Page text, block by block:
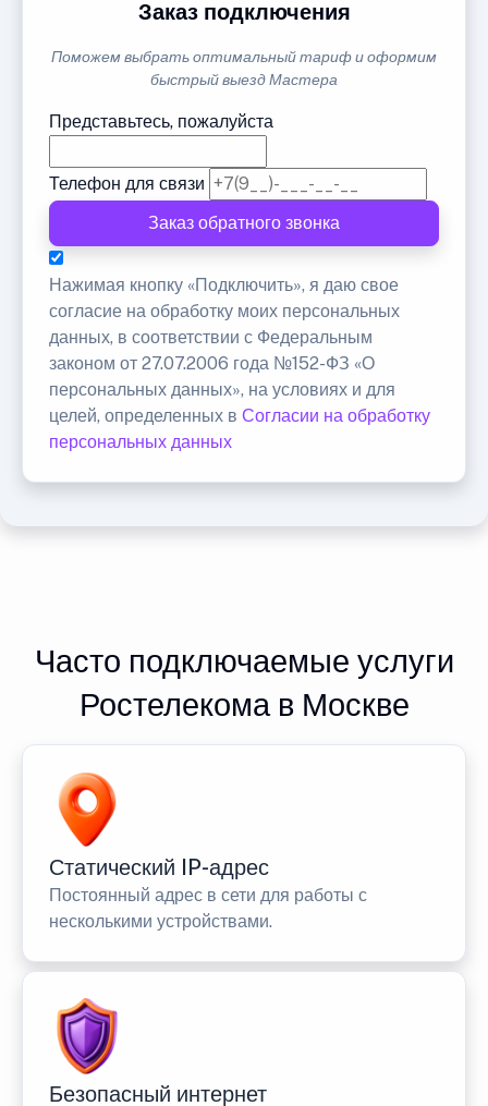
Заказ подключения
Поможем выбрать оптимальный тариф и оформим
быстрый выезд Мастера
Представьтесь, пожалуйста
Телефон для связи
Заказ обратного звонка
Нажимая кнопку «Подключить», я даю свое
согласие на обработку моих персональных
данных, в соответствии с Федеральным
законом от 27.07.2006 года №152-ФЗ «О
персональных данных», на условиях и для
целей, определенных в Согласии на обработку
персональных данных
Часто подключаемые услуги
Ростелекома в Москве
Статический IP-адрес
Постоянный адрес в сети для работы с
несколькими устройствами.
Безопасный интернет